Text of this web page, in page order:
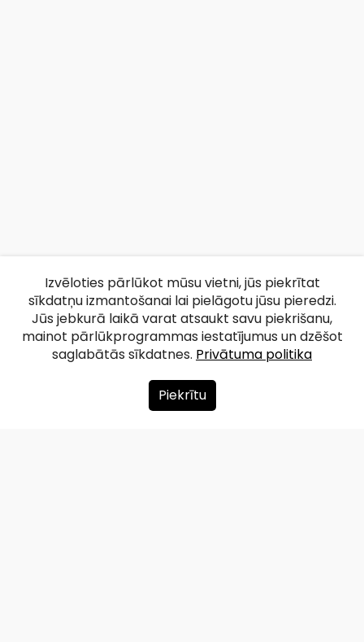
Par mums
Izvēloties pārlūkot mūsu vietni, jūs piekrītat
sīkdatņu izmantošanai lai pielāgotu jūsu pieredzi.
Jūs jebkurā laikā varat atsaukt savu piekrišanu,
mainot pārlūkprogrammas iestatījumus un dzēšot
saglabātās sīkdatnes. Privātuma politika
Piekrītu